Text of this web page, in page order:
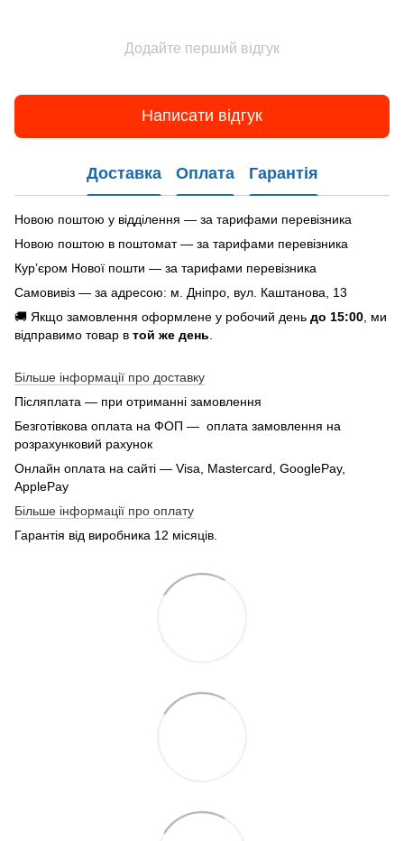
Додайте перший відгук
Написати відгук
Доставка Оплата Гарантія
Новою поштою у відділення — за тарифами перевізника
Новою поштою в поштомат — за тарифами перевізника
Кур’єром Нової пошти — за тарифами перевізника
Самовивіз — за адресою: м. Дніпро, вул. Каштанова, 13
🚚 Якщо замовлення оформлене у робочий день до 15:00 , ми
відправимо товар в той же день
Більше інформації про доставку
Післяплата — при отриманні замовлення
Безготівкова оплата на ФОП — оплата замовлення на
розрахунковий рахунок
Онлайн оплата на сайті — Visa, Mastercard, GooglePay,
ApplePay
Більше інформації про оплату
Гарантія від виробника 12 місяців.